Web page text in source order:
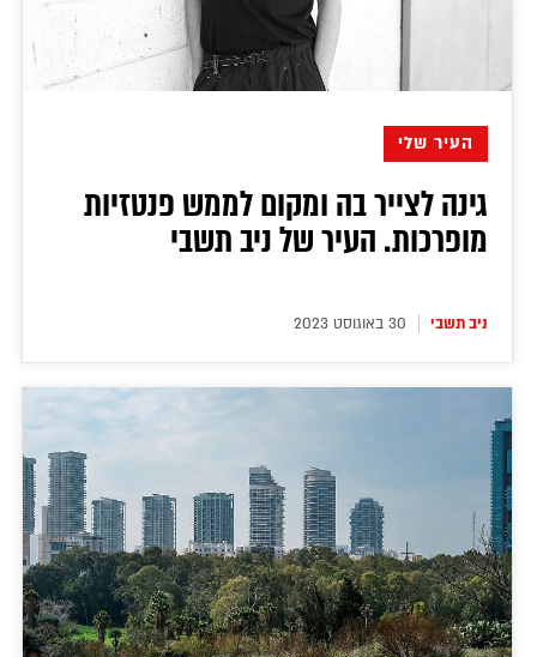
דירה להכיר
תוכן מקודם
© יובל סיגלר תקשורת בע"מ 2026
Designed, Developed and Powered by
RGB Media
העיר שלי
גינה לצייר בה ומקום לממש פנטזיות
מופרכות. העיר של ניב תשבי
ניב תשבי 30 באוגוסט 2023